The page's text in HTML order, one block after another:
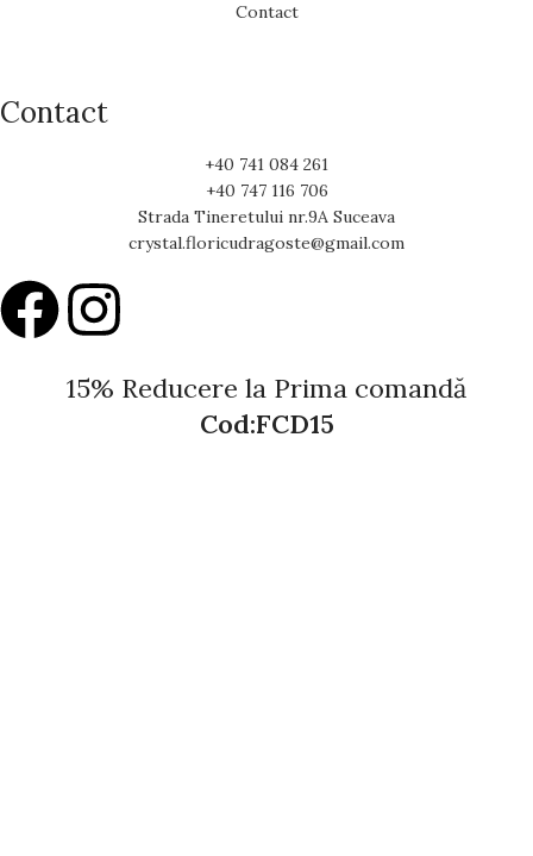
Contact
Contact
+40 741 084 261
+40 747 116 706
Strada Tineretului nr.9A Suceava
crystal.floricudragoste@gmail.com
15% Reducere la Prima comandă
Cod:FCD15